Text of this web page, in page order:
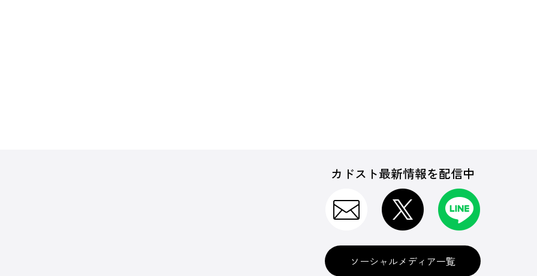
カドスト最新情報を配信中
ソーシャルメディア一覧